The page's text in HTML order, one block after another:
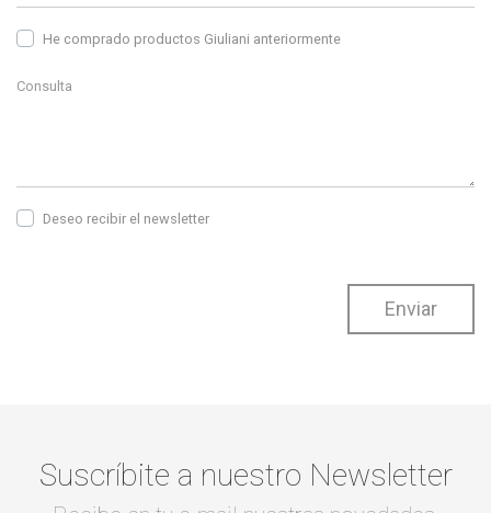
He comprado productos Giuliani anteriormente
Deseo recibir el newsletter
Enviar
Suscríbite a nuestro Newsletter